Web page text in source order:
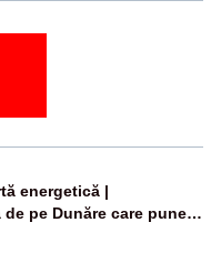
energetică |
pe Dunăre care pune
Cernavodă era